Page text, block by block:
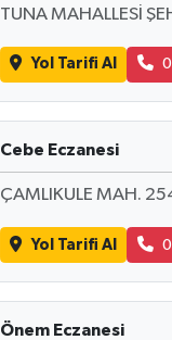
TUNA MAHALLESİ
Yol Tarifi Al
Cebe Eczanesi
ÇAMLIKULE MAH.
Yol Tarifi Al
Önem Eczanesi